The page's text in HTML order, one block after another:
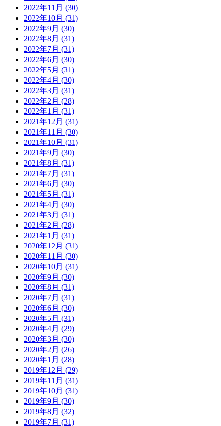
2022年11月 (30)
2022年10月 (31)
2022年9月 (30)
2022年8月 (31)
2022年7月 (31)
2022年6月 (30)
2022年5月 (31)
2022年4月 (30)
2022年3月 (31)
2022年2月 (28)
2022年1月 (31)
2021年12月 (31)
2021年11月 (30)
2021年10月 (31)
2021年9月 (30)
2021年8月 (31)
2021年7月 (31)
2021年6月 (30)
2021年5月 (31)
2021年4月 (30)
2021年3月 (31)
2021年2月 (28)
2021年1月 (31)
2020年12月 (31)
2020年11月 (30)
2020年10月 (31)
2020年9月 (30)
2020年8月 (31)
2020年7月 (31)
2020年6月 (30)
2020年5月 (31)
2020年4月 (29)
2020年3月 (30)
2020年2月 (26)
2020年1月 (28)
2019年12月 (29)
2019年11月 (31)
2019年10月 (31)
2019年9月 (30)
2019年8月 (32)
2019年7月 (31)